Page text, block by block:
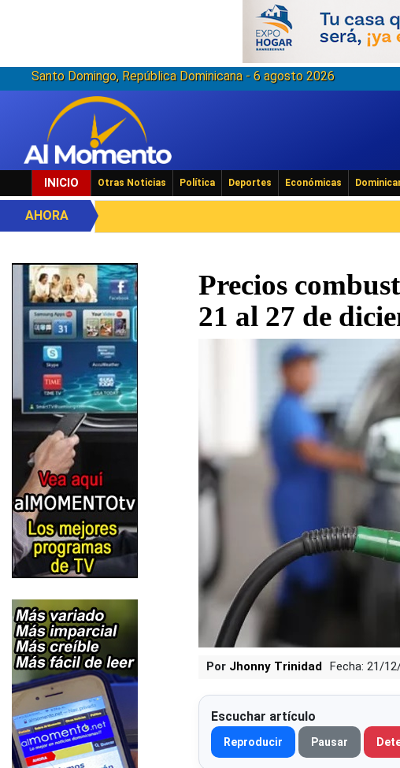
Santo Domingo, República Dominicana - 6 agosto 2026
INICIO Otras Noticias Política Deportes Económicas
AHORA
Precios
21 al 27 de
Por Jhonny Trinidad Fecha: 21/
Escuchar artículo
Reproducir Pausar